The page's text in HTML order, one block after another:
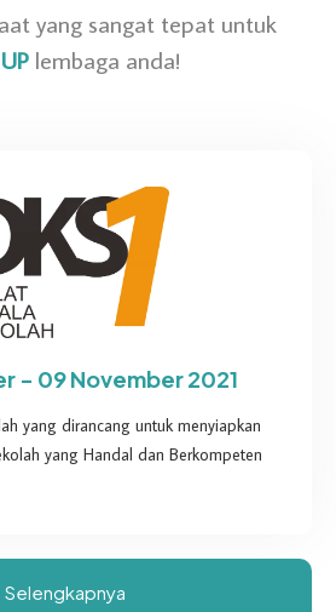
yang sangat tepat untuk
lembaga anda!
- 09 November 2021
yang dirancang untuk menyiapkan
yang Handal dan Berkompeten
Selengkapnya